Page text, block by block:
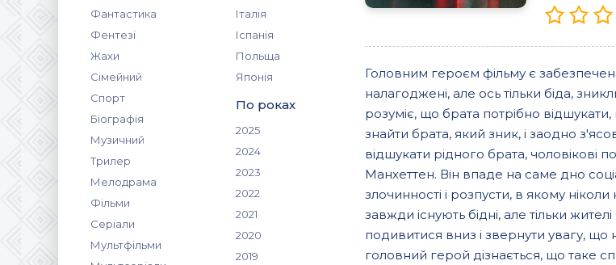
Фантастика
Фентезі
Жахи
Сімейний
Спорт
Біографія
Музичний
Трилер
Мелодрама
Фільми
Серіали
Мультфільми
Італія
Іспанія
Польща
Японія
По роках
2025
2024
2023
2022
2021
2020
2019
Головним героєм фільму є
налагоджені, але ось тільки біда,
розуміє, що брата потрібно
знайти брата, який зник, і заодно
відшукати рідного брата, чоловікові
Манхеттен. Він впаде на саме дно
злочинності і розпусти, в якому
завжди існують бідні, але тільки
подивитися вниз і звернути увагу, що
головний герой дізнається, що таке